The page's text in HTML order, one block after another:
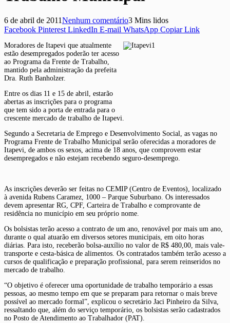
6 de abril de 2011Nenhum comentário3 Mins lidos
Facebook Pinterest LinkedIn E-mail WhatsApp Copiar Link
Moradores de Itapevi que atualmente
estão desempregados poderão ter acesso
ao Programa da Frente de Trabalho,
mantido pela administração da prefeita
Dra. Ruth Banholzer.
Entre os dias 11 e 15 de abril, estarão
abertas as inscrições para o programa
que tem sido a porta de entrada para o
crescente mercado de trabalho de Itapevi.
Segundo a Secretaria de Emprego e Desenvolvimento Social, as vagas no
Programa Frente de Trabalho Municipal serão oferecidas a moradores de
Itapevi, de ambos os sexos, acima de 18 anos, que comprovem estar
desempregados e não estejam recebendo seguro-desemprego.
As inscrições deverão ser feitas no CEMIP (Centro de Eventos), localizado
à avenida Rubens Caramez, 1000 – Parque Suburbano. Os interessados
devem apresentar RG, CPF, Carteira de Trabalho e comprovante de
residência no município em seu próprio nome.
Os bolsistas terão acesso a contrato de um ano, renovável por mais um ano,
durante o qual atuarão em diversos setores municipais, em oito horas
diárias. Para isto, receberão bolsa-auxílio no valor de R$ 480,00, mais vale-
transporte e cesta-básica de alimentos. Os contratados também terão acesso a
cursos de qualificação e preparação profissional, para serem reinseridos no
mercado de trabalho.
“O objetivo é oferecer uma oportunidade de trabalho temporário a essas
pessoas, ao mesmo tempo em que se preparam para retornar o mais breve
possível ao mercado formal”, explicou o secretário Jaci Pinheiro da Silva,
ressaltando que, além do serviço temporário, os bolsistas serão cadastrados
no Posto de Atendimento ao Trabalhador (PAT).